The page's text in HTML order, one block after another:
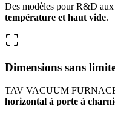
Des modèles pour R&D
température et haut vide.
Dimensions sans
TAV VACUUM
horizontal à porte à